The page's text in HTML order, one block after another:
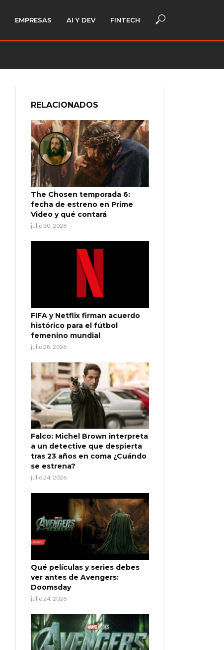
EMPRESAS AI Y DEV FINTECH
RELACIONADOS
The Chosen temporada 6:
fecha de estreno en Prime
Video y qué contará
julio 30, 2026
FIFA y Netflix firman acuerdo
histórico para el fútbol
femenino mundial
julio 28, 2026
Falco: Michel Brown interpreta
a un detective que despierta
tras 23 años en coma ¿Cuándo
se estrena?
julio 24, 2026
Qué películas y series debes
ver antes de Avengers:
Doomsday
julio 24, 2026